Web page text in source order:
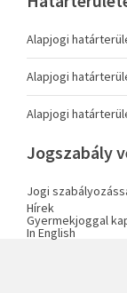
Alapjogi
Alapjogi
Alapjogi
Jogszabály
Jogi
Hírek
Gyermekjoggal
In English